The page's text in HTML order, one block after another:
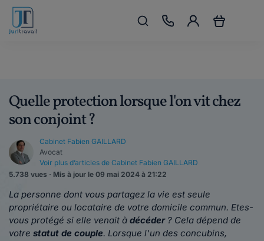
Quelle protection lorsque l'on vit chez
son conjoint ?
Cabinet Fabien GAILLARD
Avocat
Voir plus d’articles de Cabinet Fabien GAILLARD
5.738 vues · Mis à jour le 09 mai 2024 à 21:22
La personne dont vous partagez la vie est seule
propriétaire ou locataire de votre domicile commun. Etes-
vous protégé si elle venait à décéder? Cela dépend de
votre statut de couple. Lorsque l'un des concubins,